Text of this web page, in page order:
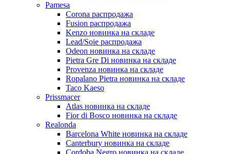
Pamesa
Corona распродажа
Fusion распродажа
Kenzo новинка на складе
Lead/Soie распродажа
Odeon новинка на складе
Pietra Gre Di новинка на складе
Provenza новинка на складе
Ropalano Pietra новинка на складе
Taco Kaeso
Prissmacer
Atlas новинка на складе
Fior di Bosco новинка на складе
Realonda
Barсelona White новинка на складе
Canterbury новинка на складе
Cordoba Negro новинка на складе